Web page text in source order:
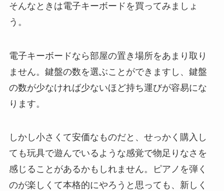
そんなときは電子キーボードを買ってみましょ
う。
電子キーボードなら部屋の置き場所をあまり取り
ません。鍵盤の数を選ぶことができますし、鍵盤
の数が少なければ少ないほど持ち運びが容易にな
ります。
しかし小さくて安価なものだと、せっかく購入し
ても玩具で遊んでいるような感覚で物足りなさを
感じることがあるかもしれません。ピアノを弾く
のが楽しくて本格的にやろうと思っても、新しく